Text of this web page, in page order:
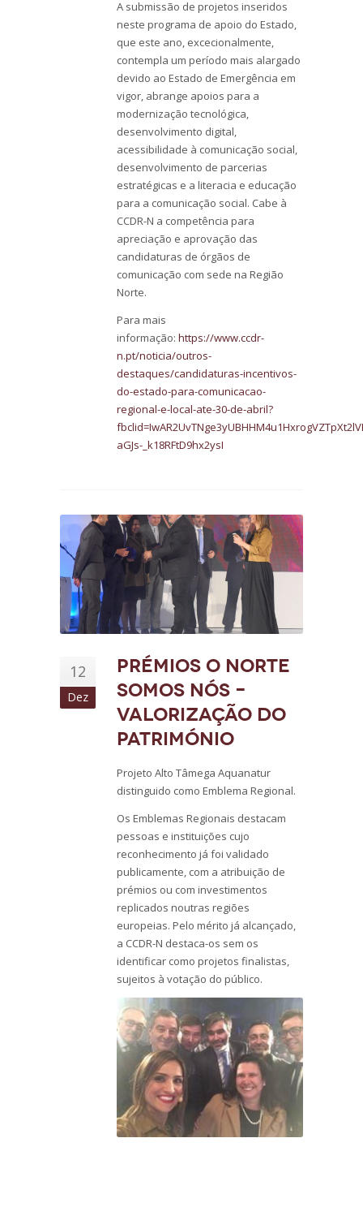
A submissão de projetos inseridos
neste programa de apoio do Estado,
que este ano, excecionalmente,
contempla um período mais alargado
devido ao Estado de Emergência em
vigor, abrange apoios para a
modernização tecnológica,
desenvolvimento digital,
acessibilidade à comunicação social,
desenvolvimento de parcerias
estratégicas e a literacia e educação
para a comunicação social. Cabe à
CCDR-N a competência para
apreciação e aprovação das
candidaturas de órgãos de
comunicação com sede na Região
Norte.
Para mais
informação: https://www.ccdr-
n.pt/noticia/outros-
destaques/candidaturas-incentivos-
do-estado-para-comunicacao-
regional-e-local-ate-30-de-abril?
aGJs-_k18RFtD9hx2ysI
12
Dez
Prémios O Norte
Somos Nós –
Valorização do
Património
Projeto Alto Tâmega Aquanatur
distinguido como Emblema Regional.
Os Emblemas Regionais destacam
pessoas e instituições cujo
reconhecimento já foi validado
publicamente, com a atribuição de
prémios ou com investimentos
replicados noutras regiões
europeias. Pelo mérito já alcançado,
a CCDR-N destaca-os sem os
identificar como projetos finalistas,
sujeitos à votação do público.